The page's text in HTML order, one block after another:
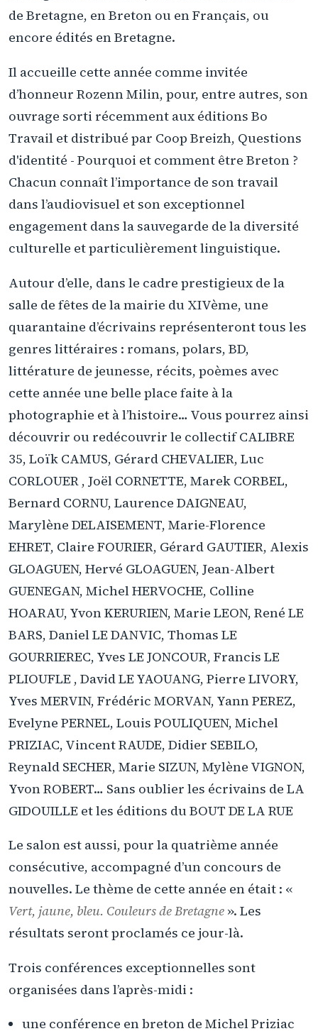
de Bretagne, en Breton ou en Français, ou
encore édités en Bretagne.
Il accueille cette année comme invitée
d’honneur Rozenn Milin, pour, entre autres, son
ouvrage sorti récemment aux éditions Bo
Travail et distribué par Coop Breizh, Questions
d'identité - Pourquoi et comment être Breton ?
Chacun connaît l’importance de son travail
dans l’audiovisuel et son exceptionnel
engagement dans la sauvegarde de la diversité
culturelle et particulièrement linguistique.
Autour d’elle, dans le cadre prestigieux de la
salle de fêtes de la mairie du XIVème, une
quarantaine d’écrivains représenteront tous les
genres littéraires : romans, polars, BD,
littérature de jeunesse, récits, poèmes avec
cette année une belle place faite à la
photographie et à l’histoire… Vous pourrez ainsi
découvrir ou redécouvrir le collectif CALIBRE
35, Loïk CAMUS, Gérard CHEVALIER, Luc
CORLOUER , Joël CORNETTE, Marek CORBEL,
Bernard CORNU, Laurence DAIGNEAU,
Marylène DELAISEMENT, Marie-Florence
EHRET, Claire FOURIER, Gérard GAUTIER, Alexis
GLOAGUEN, Hervé GLOAGUEN, Jean-Albert
GUENEGAN, Michel HERVOCHE, Colline
HOARAU, Yvon KERURIEN, Marie LEON, René LE
BARS, Daniel LE DANVIC, Thomas LE
GOURRIEREC, Yves LE JONCOUR, Francis LE
PLIOUFLE , David LE YAOUANG, Pierre LIVORY,
Yves MERVIN, Frédéric MORVAN, Yann PEREZ,
Evelyne PERNEL, Louis POULIQUEN, Michel
PRIZIAC, Vincent RAUDE, Didier SEBILO,
Reynald SECHER, Marie SIZUN, Mylène VIGNON,
Yvon ROBERT… Sans oublier les écrivains de LA
GIDOUILLE et les éditions du BOUT DE LA RUE
Le salon est aussi, pour la quatrième année
consécutive, accompagné d’un concours de
nouvelles. Le thème de cette année en était : «
Vert, jaune, bleu. Couleurs de Bretagne ». Les
résultats seront proclamés ce jour-là.
Trois conférences exceptionnelles sont
organisées dans l’après-midi :
une conférence en breton de Michel Priziac